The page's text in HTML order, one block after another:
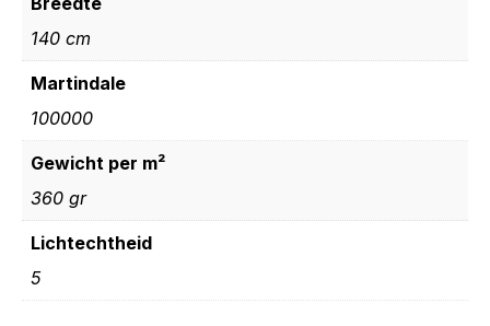
140 cm
Martindale
100000
Gewicht per m²
360 gr
Lichtechtheid
5